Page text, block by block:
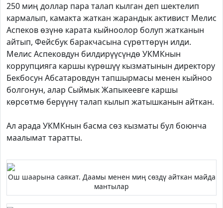
250 миң доллар пара талап кылган деп шектелип
кармалып, камакта жаткан жарандык активист Мелис
Аспеков өзүнө карата кыйноолор болуп жатканын
айтып, Фейсбук баракчасына сүрөттөрүн илди.
Мелис Аспековдун билдирүүсүндө УКМКнын
коррупцияга каршы күрөшүү кызматынын директору
Бекбосун Абсатаровдун тапшырмасы менен кыйноо
болгонун, алар Сыймык Жапыкеевге каршы
көрсөтмө берүүнү талап кылып жатышканын айткан.
Ал арада УКМКнын басма сөз кызматы бул боюнча
маалымат таратты.
Ош шаарына саякат. Даамы менен миң сөздү айткан майда
мантылар